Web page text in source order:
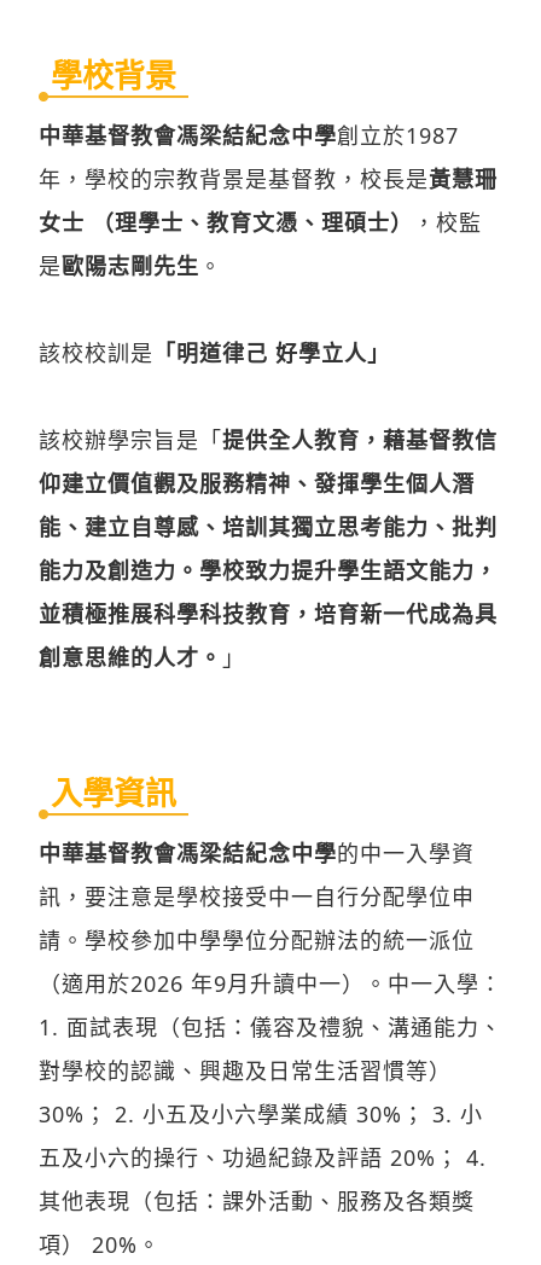
學校背景
中華基督教會馮梁結紀念中學創立於1987
年，學校的宗教背景是基督教，校長是黃慧珊
女士 （理學士、教育文憑、理碩士）
，校監
是歐陽志剛先生 。
該校校訓是 「明道律己 好學立人」
該校辦學宗旨是「提供全人教育，藉基督教信
仰建立價值觀及服務精神、發揮學生個人潛
能、建立自尊感、培訓其獨立思考能力、批判
能力及創造力。學校致力提升學生語文能力，
並積極推展科學科技教育，培育新一代成為具
創意思維的人才。 」
入學資訊
中華基督教會馮梁結紀念中學的中一入學資
訊，要注意是學校接受中一自行分配學位申
請。學校參加中學學位分配辦法的統一派位
（適用於2026 年9月升讀中一）。中一入學：
1. 面試表現（包括：儀容及禮貌、溝通能力、
對學校的認識、興趣及日常生活習慣等）
30%； 2. 小五及小六學業成績 30%； 3. 小
五及小六的操行、功過紀錄及評語 20%； 4.
其他表現（包括：課外活動、服務及各類獎
項） 20%。